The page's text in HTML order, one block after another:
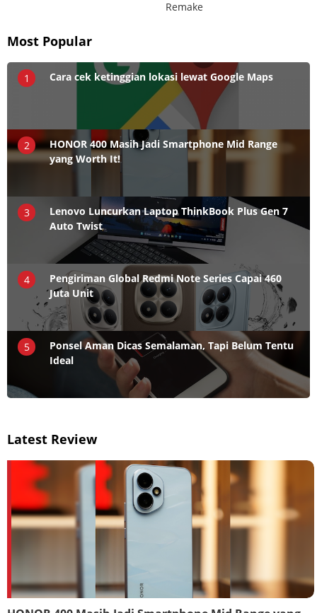
Most Popular
1 Cara cek ketinggian lokasi lewat Google Maps
2
HONOR 400 Masih Jadi Smartphone Mid Range
yang Worth It!
3
Lenovo Luncurkan Laptop ThinkBook Plus Gen 7
Auto Twist
4
Pengiriman Global Redmi Note Series Capai 460
Juta Unit
5
Ponsel Aman Dicas Semalaman, Tapi Belum Tentu
Ideal
Latest Review